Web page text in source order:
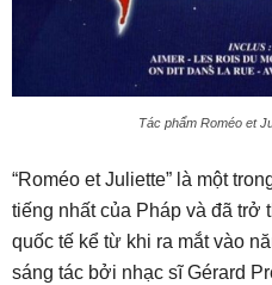
Tác phẩm Roméo et
“Roméo et Juliette” là một
tiếng nhất của Pháp và đã trở
quốc tế kể từ khi ra mắt vào
sáng tác bởi nhạc sĩ Gérard